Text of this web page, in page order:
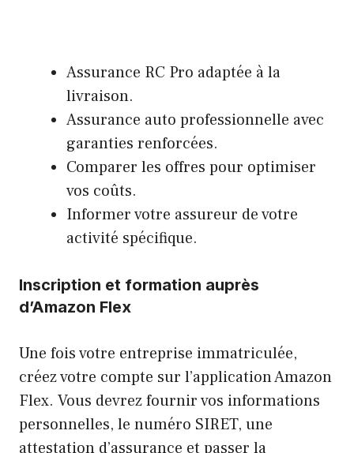
Assurance RC Pro adaptée à la
livraison.
Assurance auto professionnelle avec
garanties renforcées.
Comparer les offres pour optimiser
vos coûts.
Informer votre assureur de votre
activité spécifique.
Inscription et formation auprès
d’Amazon Flex
Une fois votre entreprise immatriculée,
créez votre compte sur l’application Amazon
Flex. Vous devrez fournir vos informations
personnelles, le numéro SIRET, une
attestation d’assurance et passer la